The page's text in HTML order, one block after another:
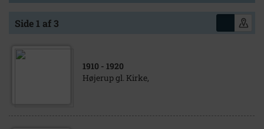
Side 1 af 3
1910 - 1920
Højerup gl. Kirke,